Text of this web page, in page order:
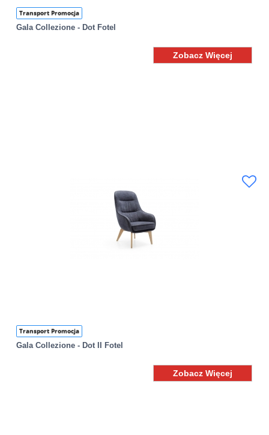
Transport Promocja
Gala Collezione - Dot Fotel
Zobacz Więcej
Transport Promocja
Gala Collezione - Dot II Fotel
Zobacz Więcej